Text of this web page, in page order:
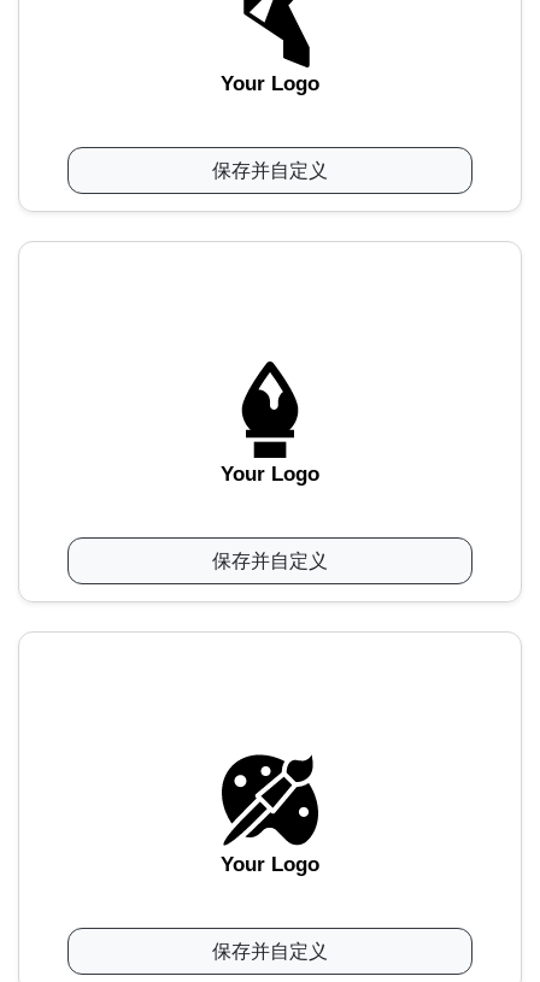
Your Logo
保存并自定义
Your Logo
保存并自定义
Your Logo
保存并自定义